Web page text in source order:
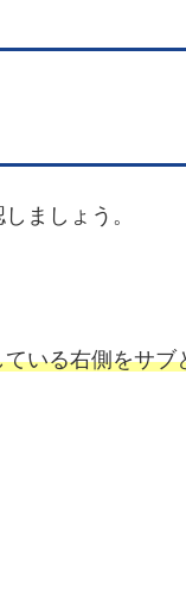
ましょう。
いる右側をサブ